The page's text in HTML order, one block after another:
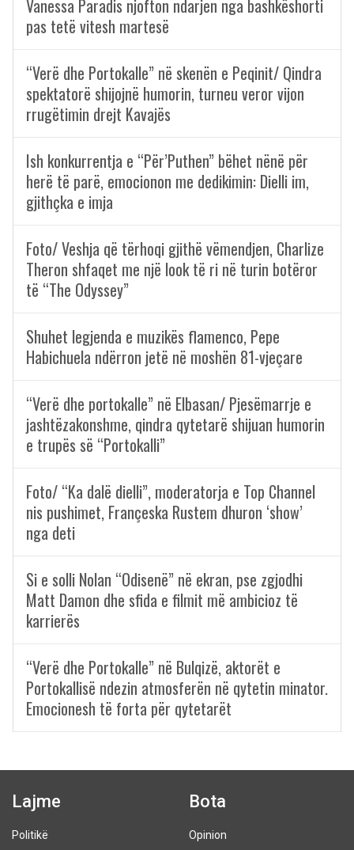
Vanessa Paradis njofton ndarjen nga bashkëshorti
pas tetë vitesh martesë
“Verë dhe Portokalle” në skenën e Peqinit/ Qindra
spektatorë shijojnë humorin, turneu veror vijon
rrugëtimin drejt Kavajës
Ish konkurrentja e “Për’Puthen” bëhet nënë për
herë të parë, emocionon me dedikimin: Dielli im,
gjithçka e imja
Foto/ Veshja që tërhoqi gjithë vëmendjen, Charlize
Theron shfaqet me një look të ri në turin botëror
të “The Odyssey”
Shuhet legjenda e muzikës flamenco, Pepe
Habichuela ndërron jetë në moshën 81-vjeçare
“Verë dhe portokalle” në Elbasan/ Pjesëmarrje e
jashtëzakonshme, qindra qytetarë shijuan humorin
e trupës së “Portokalli”
Foto/ “Ka dalë dielli”, moderatorja e Top Channel
nis pushimet, Françeska Rustem dhuron ‘show’
nga deti
Si e solli Nolan “Odisenë” në ekran, pse zgjodhi
Matt Damon dhe sfida e filmit më ambicioz të
karrierës
“Verë dhe Portokalle” në Bulqizë, aktorët e
Portokallisë ndezin atmosferën në qytetin minator.
Emocionesh të forta për qytetarët
Lajme
Politikë
Bota
Opinion